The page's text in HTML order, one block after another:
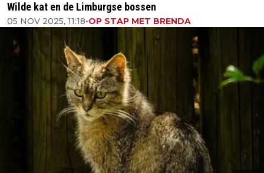
Wilde kat en de Limburgse bossen
05 NOV 2025, 11:18•OP STAP MET BRENDA